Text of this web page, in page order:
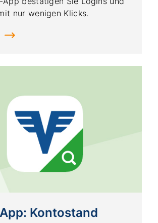
nur wenigen Klicks.
Kontostand